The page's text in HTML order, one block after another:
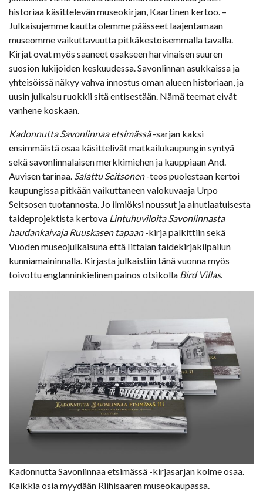
historiaa käsittelevän museokirjan, Kaartinen kertoo. –
Julkaisujemme kautta olemme päässeet laajentamaan
museomme vaikuttavuutta pitkäkestoisemmalla tavalla.
Kirjat ovat myös saaneet osakseen harvinaisen suuren
suosion lukijoiden keskuudessa. Savonlinnan asukkaissa ja
yhteisöissä näkyy vahva innostus oman alueen historiaan, ja
uusin julkaisu ruokkii sitä entisestään. Nämä teemat eivät
vanhene koskaan.
Kadonnutta Savonlinnaa etsimässä-sarjan kaksi
ensimmäistä osaa käsittelivät matkailukaupungin syntyä
sekä savonlinnalaisen merkkimiehen ja kauppiaan And.
Auvisen tarinaa. Salattu Seitsonen-teos puolestaan kertoi
kaupungissa pitkään vaikuttaneen valokuvaaja Urpo
Seitsosen tuotannosta. Jo ilmiöksi noussut ja ainutlaatuisesta
taideprojektista kertova Lintuhuviloita Savonlinnasta
haudankaivaja Ruuskasen tapaan-kirja palkittiin sekä
Vuoden museojulkaisuna että Iittalan taidekirjakilpailun
kunniamaininnalla. Kirjasta julkaistiin tänä vuonna myös
toivottu englanninkielinen painos otsikolla Bird Villas.
Kadonnutta Savonlinnaa etsimässä -kirjasarjan kolme osaa.
Kaikkia osia myydään Riihisaaren museokaupassa.